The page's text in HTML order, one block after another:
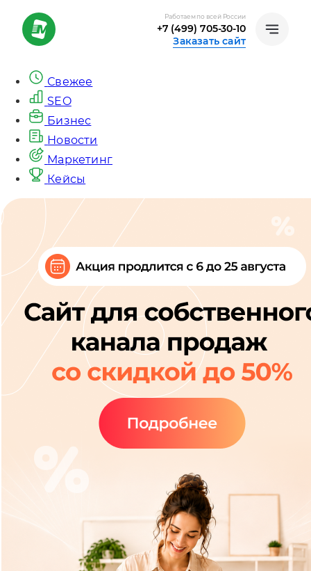
Работаем по всей России
+7 (499) 705-30-10
Заказать сайт
Свежее
SEO
Бизнес
Новости
Маркетинг
Кейсы